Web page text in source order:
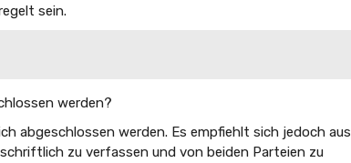
sein.
werden?
abgeschlossen werden. Es empfiehlt sich jedoch aus
zu verfassen und von beiden Parteien zu